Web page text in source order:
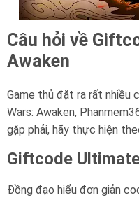
Câu hỏi về
Awaken
Game thủ đặt ra rất nhiều
Wars: Awaken,
gặp phải, hãy thực hiện
Giftcode
Đồng đạo hiểu đơn giản